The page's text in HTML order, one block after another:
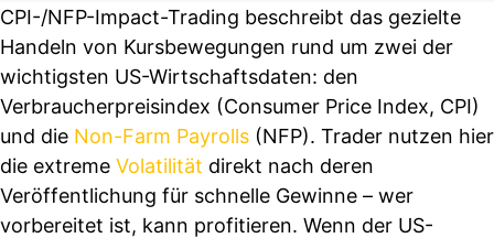
CPI-/NFP-Impact-Trading beschreibt das gezielte
Handeln von Kursbewegungen rund um zwei der
wichtigsten US-Wirtschaftsdaten: den
Verbraucherpreisindex (Consumer Price Index, CPI)
und die Non-Farm Payrolls (NFP). Trader nutzen hier
die extreme Volatilität direkt nach deren
Veröffentlichung für schnelle Gewinne – wer
vorbereitet ist, kann profitieren. Wenn der US-